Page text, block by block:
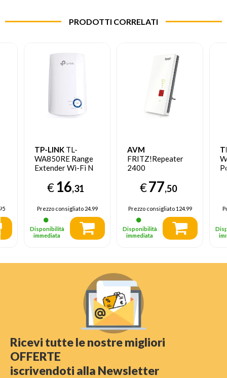
PRODOTTI CORRELATI
TP-LINK TL-
WA850RE Range
Extender Wi-Fi N
€16,31
Prezzo consigliato24.99
Disponibilità
immediata
AVM
FRITZ!Repeater
2400
€77,50
Prezzo consigliato124.99
Disponibilità
immediata
Ricevi tutte le nostre migliori
OFFERTE
iscrivendoti alla Newsletter